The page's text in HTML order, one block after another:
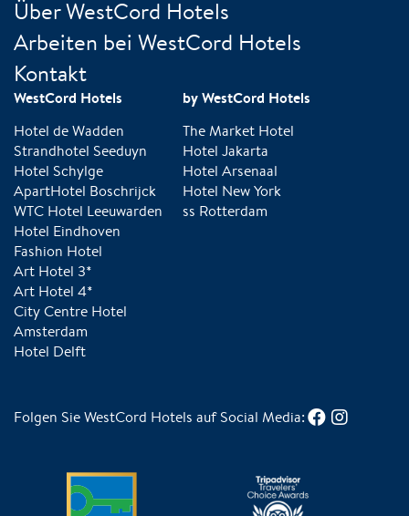
Über WestCord Hotels
Arbeiten bei WestCord Hotels
Kontakt
WestCord Hotels
Hotel de Wadden
Strandhotel Seeduyn
Hotel Schylge
ApartHotel Boschrijck
WTC Hotel Leeuwarden
Hotel Eindhoven
Fashion Hotel
Art Hotel 3*
Art Hotel 4*
City Centre Hotel
Amsterdam
Hotel Delft
by WestCord Hotels
The Market Hotel
Hotel Jakarta
Hotel Arsenaal
Hotel New York
ss Rotterdam
Folgen Sie WestCord Hotels auf Social Media: